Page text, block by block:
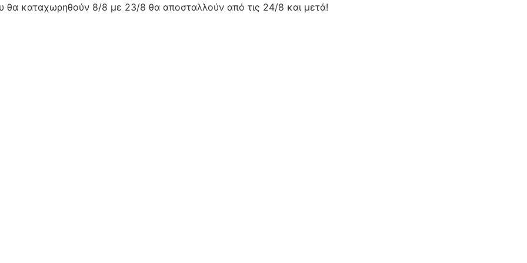
θα καταχωρηθούν 8/8 με 23/8 θα αποσταλλούν από τις 24/8 και μετά!